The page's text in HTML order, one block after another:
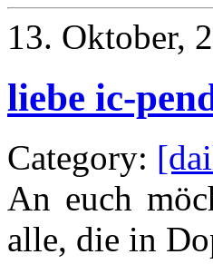
13. Oktober,
liebe ic-
Category:
An euch
alle, die in